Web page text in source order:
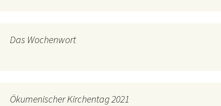
Das Wochenwort
Ökumenischer Kirchentag 2021